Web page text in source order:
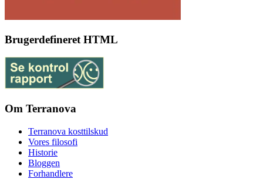
Brugerdefineret HTML
Om Terranova
Terranova kosttilskud
Vores filosofi
Historie
Bloggen
Forhandlere